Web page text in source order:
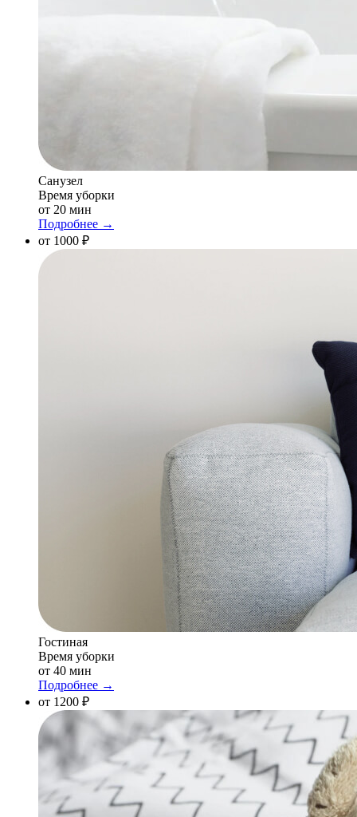
Санузел
Время уборки
от 20 мин
Подробнее →
от 1000 ₽
Гостиная
Время уборки
от 40 мин
Подробнее →
от 1200 ₽